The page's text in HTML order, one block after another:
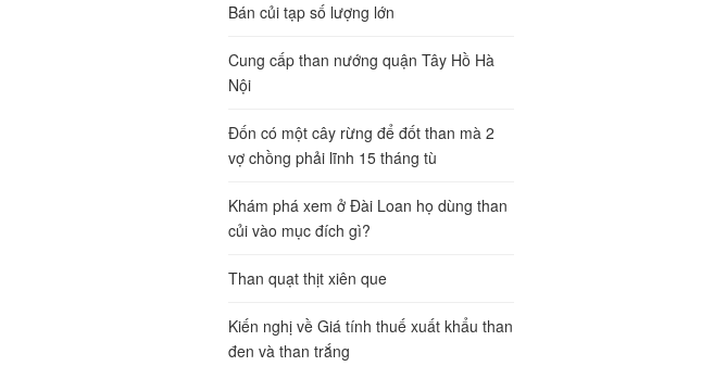
Bán củi tạp số lượng lớn
Cung cấp than nướng quận Tây Hồ Hà
Nội
Đốn có một cây rừng để đốt than mà 2
vợ chồng phải lĩnh 15 tháng tù
Khám phá xem ở Đài Loan họ dùng than
củi vào mục đích gì?
Than quạt thịt xiên que
Kiến nghị về Giá tính thuế xuất khẩu than
đen và than trắng